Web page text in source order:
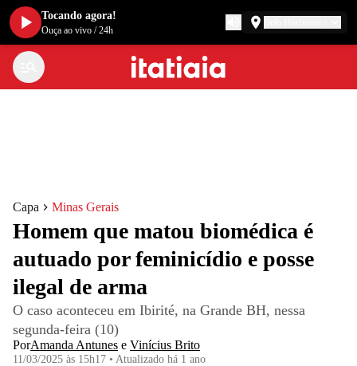
Capa Minas Gerais
Homem que matou biomédica é
autuado por feminicídio e posse
ilegal de arma
O caso aconteceu em Ibirité, na Grande BH, nessa
segunda-feira (10)
PorAmanda Antunes e Vinícius Brito
11/03/2025 às 15h17 • Atualizado há 1 ano
Tocando agora!
Ouça ao vivo /24h